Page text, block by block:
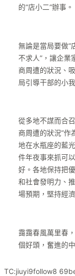
的“店小二”辦事。
無論是當局要做“
不求人”，讓企業
商周遭的狀況、
局引導干部的小
從多地不謀而合
商周遭的狀況”作
地在水瓶座的藍
件年夜事來抓可
好。各地保持把
和社會發明力、
場預期，堅持經
靄靄春風萬里春
個好頭，奮進的
TC:jiuyi9follow8